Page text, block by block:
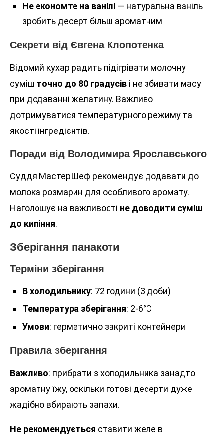
Не економте на ванілі — натуральна ваніль
зробить десерт більш ароматним
Секрети від Євгена Клопотенка
Відомий кухар радить підігрівати молочну
суміш точно до 80 градусів і не збивати масу
при додаванні желатину. Важливо
дотримуватися температурного режиму та
якості інгредієнтів.
Поради від Володимира Ярославського
Суддя МастерШеф рекомендує додавати до
молока розмарин для особливого аромату.
Наголошує на важливості не доводити суміш
до кипіння.
Зберігання панакоти
Терміни зберігання
В холодильнику: 72 години (3 доби)
Температура зберігання: 2-6°C
Умови: герметично закриті контейнери
Правила зберігання
Важливо: прибрати з холодильника занадто
ароматну їжу, оскільки готові десерти дуже
жадібно вбирають запахи.
Не рекомендується ставити желе в